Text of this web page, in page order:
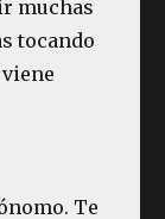
muchas
tocando
Te